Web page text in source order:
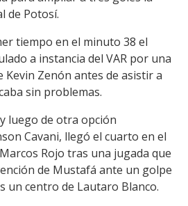
de Potosí.
tiempo en el minuto 38 el
a instancia del VAR por una
Kevin Zenón antes de asistir a
sin problemas.
luego de otra opción
Cavani, llegó el cuarto en el
Rojo tras una jugada que
de Mustafá ante un golpe
un centro de Lautaro Blanco.